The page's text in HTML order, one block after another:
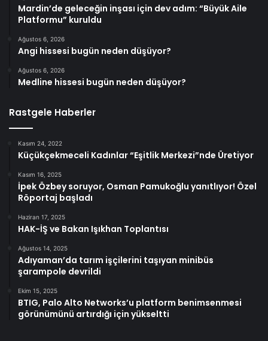
Mardin’de geleceğin inşası için dev adım: “Büyük Aile
Platformu” kuruldu
Ağustos 6, 2026
Angi hissesi bugün neden düşüyor?
Ağustos 6, 2026
Medline hissesi bugün neden düşüyor?
Rastgele Haberler
Kasım 24, 2022
Küçükçekmeceli Kadınlar “Eşitlik Merkezi”nde Üretiyor
Kasım 16, 2025
İpek Özbey soruyor, Osman Pamukoğlu yanıtlıyor! Özel
Röportaj başladı
Haziran 17, 2025
HAK-İŞ ve Bakan Işıkhan Toplantısı
Ağustos 14, 2025
Adıyaman’da tarım işçilerini taşıyan minibüs
şarampole devrildi
Ekim 15, 2025
BTIG, Palo Alto Networks’u platform benimsenmesi
görünümünü artırdığı için yükseltti